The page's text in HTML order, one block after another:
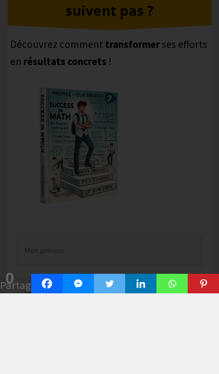
0
Partages
suivent pas ?
Découvrez comment transformerses efforts
en résultats concrets !